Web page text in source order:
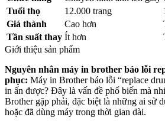
Tuổi thọ
12.000 trang
Giá thành
Cao hơn
Tần suất thay Ít hơn
Giới thiệu sản phẩm
Nguyên nhân máy in brother báo lỗi
phục: Máy in Brother báo lỗi “replace
in ấn được? Đây là vấn đề phổ biến mà
Brother gặp phải, đặc biệt là những ai sử
hoặc đã dùng máy trong thời gian dài.